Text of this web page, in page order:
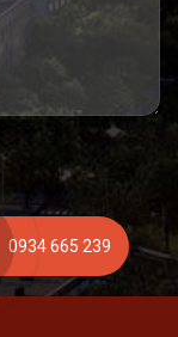
0934 665 239